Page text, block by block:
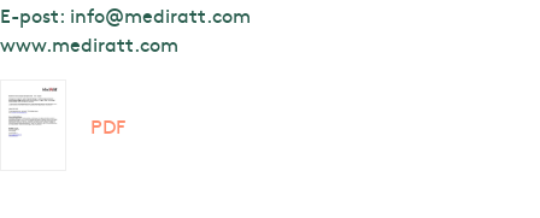
E-post: info@mediratt.com
www.mediratt.com
PDF